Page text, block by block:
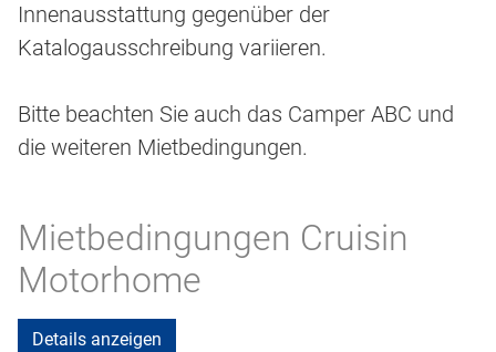
Innenausstattung gegenüber der
Katalogausschreibung variieren.
Bitte beachten Sie auch das Camper ABC und
die weiteren Mietbedingungen.
Mietbedingungen Cruisin
Motorhome
Details anzeigen